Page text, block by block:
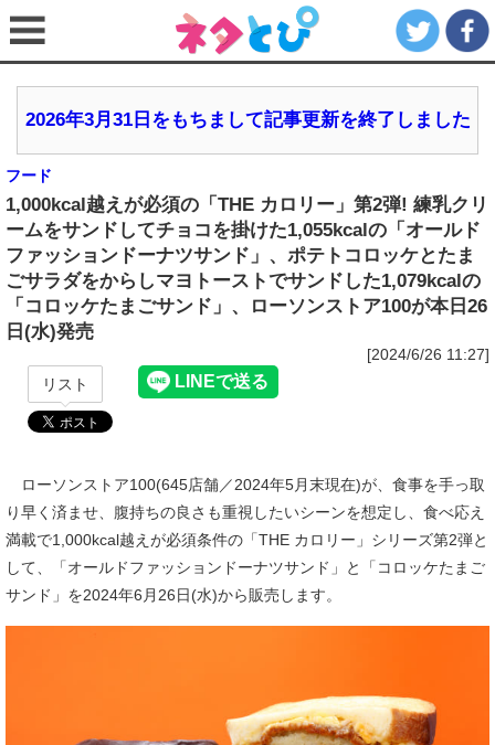
2026年3月31日をもちまして記事更新を終了しました
フード
1,000kcal越えが必須の「THE カロリー」第2弾! 練乳クリ
ームをサンドしてチョコを掛けた1,055kcalの「オールド
ファッションドーナツサンド」、ポテトコロッケとたま
ごサラダをからしマヨトーストでサンドした1,079kcalの
「コロッケたまごサンド」、ローソンストア100が本日26
日(水)発売
[2024/6/26 11:27]
リスト
ローソンストア100(645店舗／2024年5月末現在)が、食事を手っ取
り早く済ませ、腹持ちの良さも重視したいシーンを想定し、食べ応え
満載で1,000kcal越えが必須条件の「THE カロリー」シリーズ第2弾と
して、「オールドファッションドーナツサンド」と「コロッケたまご
サンド」を2024年6月26日(水)から販売します。